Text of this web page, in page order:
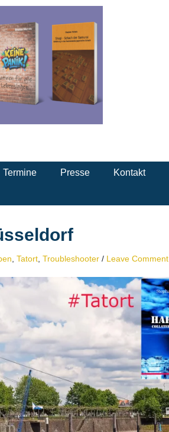
Termine Presse Kontakt
Tatort, Troubleshooter/ Leave Comment